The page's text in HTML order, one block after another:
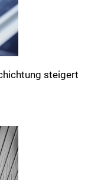
steigert